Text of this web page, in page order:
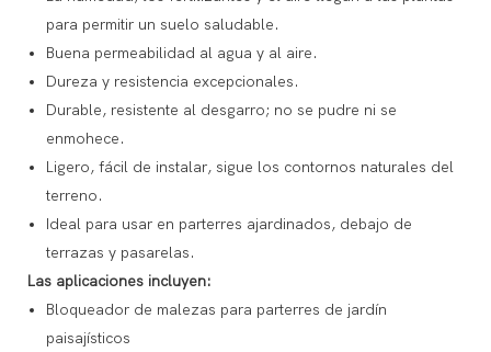
para permitir un suelo saludable.
Buena permeabilidad al agua y al aire.
Dureza y resistencia excepcionales.
Durable, resistente al desgarro; no se pudre ni se
enmohece.
Ligero, fácil de instalar, sigue los contornos naturales del
terreno.
Ideal para usar en parterres ajardinados, debajo de
terrazas y pasarelas.
Las aplicaciones incluyen:
Bloqueador de malezas para parterres de jardín
paisajísticos